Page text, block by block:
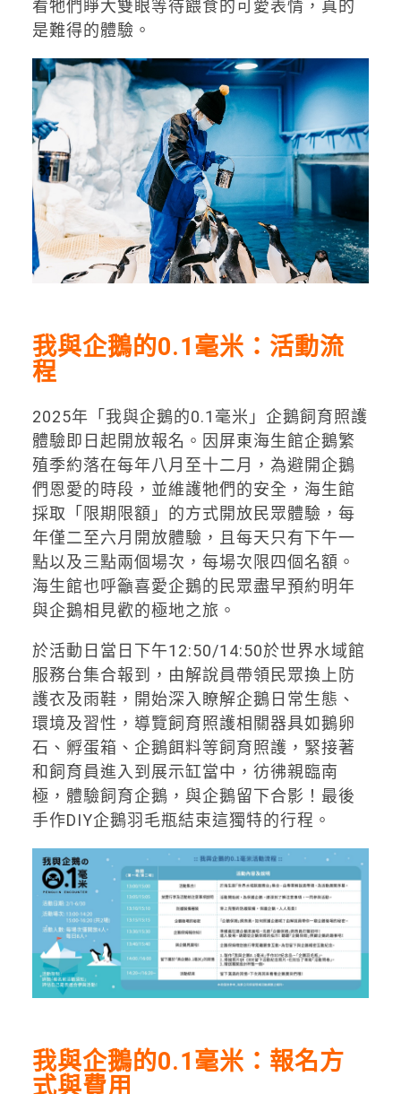
看牠們睜大雙眼等待餵食的可愛表情，真的
是難得的體驗。
我與企鵝的0.1毫米：活動流
程
2025年「我與企鵝的0.1毫米」企鵝飼育照護
體驗即日起開放報名。因屏東海生館企鵝繁
殖季約落在每年八月至十二月，為避開企鵝
們恩愛的時段，並維護牠們的安全，海生館
採取「限期限額」的方式開放民眾體驗，每
年僅二至六月開放體驗，且每天只有下午一
點以及三點兩個場次，每場次限四個名額。
海生館也呼籲喜愛企鵝的民眾盡早預約明年
與企鵝相見歡的極地之旅。
於活動日當日下午12:50/14:50於世界水域館
服務台集合報到，由解說員帶領民眾換上防
護衣及雨鞋，開始深入瞭解企鵝日常生態、
環境及習性，導覽飼育照護相關器具如鵝卵
石、孵蛋箱、企鵝餌料等飼育照護，緊接著
和飼育員進入到展示缸當中，彷彿親臨南
極，體驗飼育企鵝，與企鵝留下合影！最後
手作DIY企鵝羽毛瓶結束這獨特的行程。
我與企鵝的0.1毫米：報名方
式與費用